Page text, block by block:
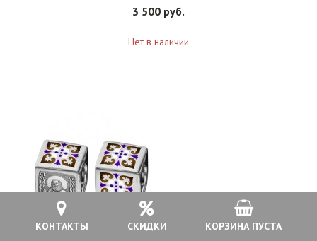
КОНТАКТЫ СКИДКИ КОРЗИНА ПУСТА
3 500 руб.
Нет в наличии